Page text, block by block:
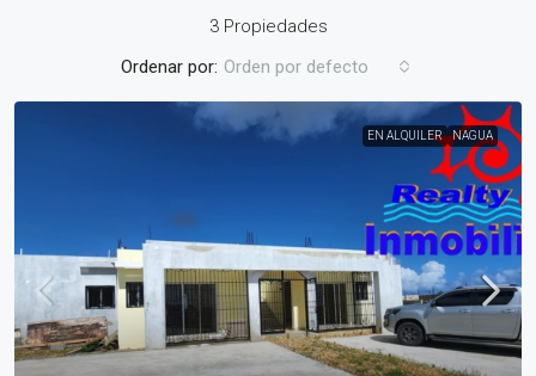
3 Propiedades
Ordenar por: Orden por defecto
EN ALQUILER NAGUA